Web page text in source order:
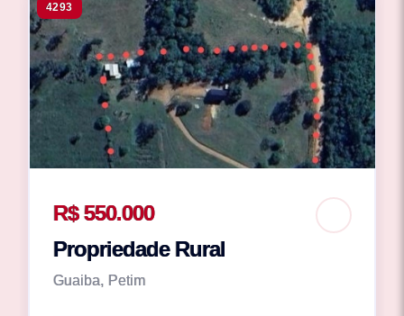
4293
R$ 550.000
Propriedade Rural
Guaiba, Petim